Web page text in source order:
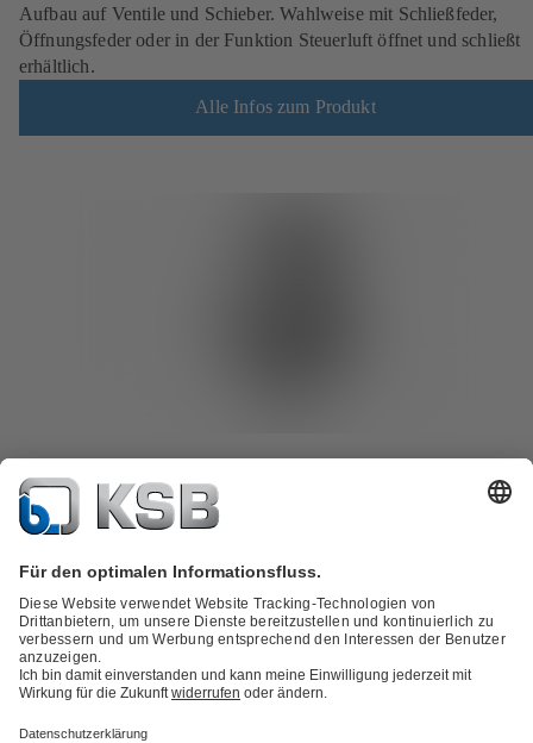
Aufbau auf Ventile und Schieber. Wahlweise mit Schließfeder,
Öffnungsfeder oder in der Funktion Steuerluft öffnet und schließt
erhältlich.
Alle Infos zum Produkt
SISTO-LAD
Pneumatischer Membranantrieb, in kompakter Ausführung zum
Öffnungsfeder oder in der Funktion Steuerluft öffnet und schließt
erhältlich.
Baureihenheft